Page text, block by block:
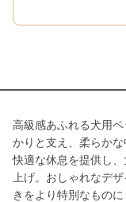
高級感あふれる犬用
かりと支え、柔らかな
快適な休息を提供し
上げ。おしゃれなデ
きをより特別なものに